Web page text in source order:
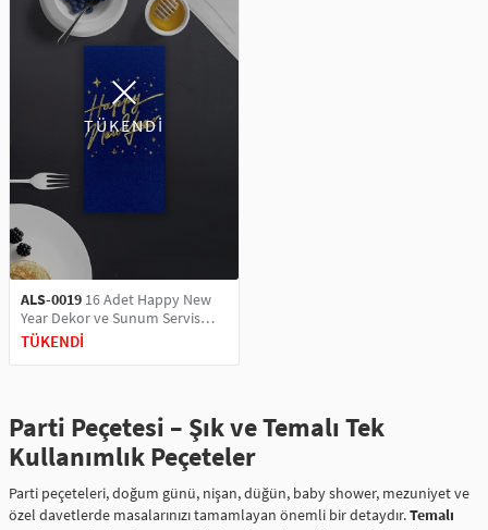
TÜKENDİ
ALS-0019 16 Adet Happy New
Year Dekor ve Sunum Servis
Peçetesi
TÜKENDİ
Parti Peçetesi – Şık ve Temalı Tek
Kullanımlık Peçeteler
Parti peçeteleri, doğum günü, nişan, düğün, baby shower, mezuniyet ve
özel davetlerde masalarınızı tamamlayan önemli bir detaydır.Temalı